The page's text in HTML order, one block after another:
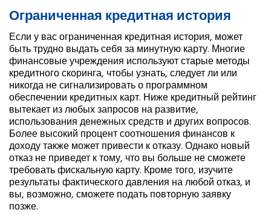
Ограниченная кредитная история
Если у вас ограниченная кредитная история, может
быть трудно выдать себя за минутную карту. Многие
финансовые учреждения используют старые методы
кредитного скоринга, чтобы узнать, следует ли или
никогда не сигнализировать о программном
обеспечении кредитных карт. Ниже кредитный рейтинг
вытекает из любых запросов на развитие,
использования денежных средств и других вопросов.
Более высокий процент соотношения финансов к
доходу также может привести к отказу. Однако новый
отказ не приведет к тому, что вы больше не сможете
требовать фискальную карту. Кроме того, изучите
результаты фактического давления на любой отказ, и
вы, возможно, сможете подать повторную заявку
позже.